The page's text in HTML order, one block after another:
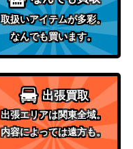
取扱いアイテムが多彩。
なんでも買います。
出張買取
出張エリアは関東全域。
内容によっては遠方も。